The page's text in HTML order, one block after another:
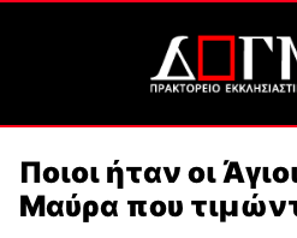
Ποιοι ήταν οι
Μαύρα που